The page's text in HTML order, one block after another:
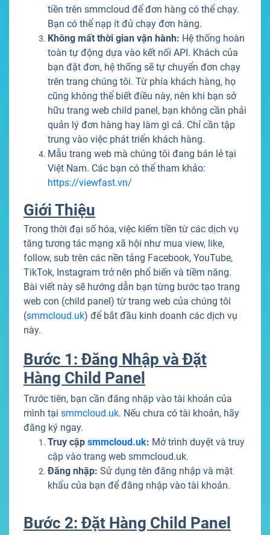
tiền trên smmcloud để đơn hàng có thể chạy.
Bạn có thể nạp ít đủ chạy đơn hàng.
Không mất thời gian vận hành: Hệ thống hoàn
toàn tự động dựa vào kết nối API. Khách của
bạn đặt đơn, hệ thống sẽ tự chuyển đơn chạy
trên trang chúng tôi. Từ phía khách hàng, họ
cũng không thể biết điều này, nên khi bạn sở
hữu trang web child panel, bạn không cần phải
quản lý đơn hàng hay làm gì cả. Chỉ cần tập
trung vào việc phát triển khách hàng.
Mẫu trang web mà chúng tôi đang bán lẻ tại
Việt Nam. Các bạn có thể tham khảo:
https://viewfast.vn/
Giới Thiệu
Trong thời đại số hóa, việc kiếm tiền từ các dịch vụ
tăng tương tác mạng xã hội như mua view, like,
follow, sub trên các nền tảng Facebook, YouTube,
TikTok, Instagram trở nên phổ biến và tiềm năng.
Bài viết này sẽ hướng dẫn bạn từng bước tạo trang
web con (child panel) từ trang web của chúng tôi
(smmcloud.uk) để bắt đầu kinh doanh các dịch vụ
này.
Bước 1: Đăng Nhập và Đặt
Hàng Child Panel
Trước tiên, bạn cần đăng nhập vào tài khoản của
mình tại smmcloud.uk. Nếu chưa có tài khoản, hãy
đăng ký ngay.
Truy cập smmcloud.uk: Mở trình duyệt và truy
cập vào trang web smmcloud.uk.
Đăng nhập: Sử dụng tên đăng nhập và mật
khẩu của bạn để đăng nhập vào tài khoản.
Bước 2: Đặt Hàng Child Panel